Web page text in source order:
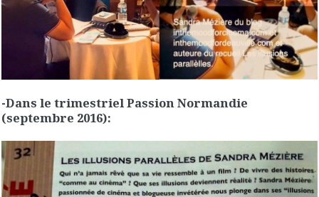
-Dans le trimestriel Passion Normandie
(septembre 2016):